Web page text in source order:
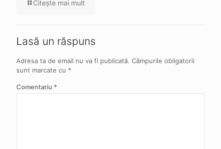
Citeşte mai mult
Lasă un răspuns
Adresa ta de email nu va fi publicată. Câmpurile obligatorii
sunt marcate cu *
Comentariu *